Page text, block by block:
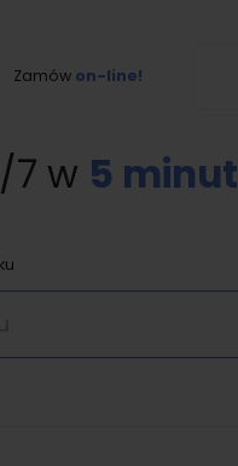
Zamów on-line!
7 w 5 minut